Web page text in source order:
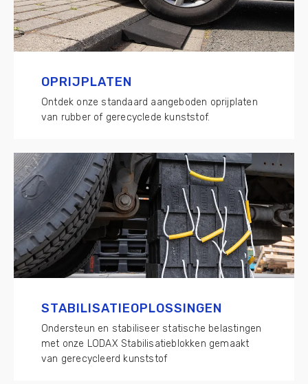
OPRIJPLATEN
Ontdek onze standaard aangeboden oprijplaten
van rubber of gerecyclede kunststof.
STABILISATIEOPLOSSINGEN
Ondersteun en stabiliseer statische belastingen
met onze LODAX Stabilisatieblokken gemaakt
van gerecycleerd kunststof